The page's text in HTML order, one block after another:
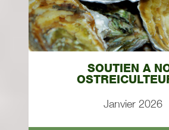
SOUTIEN A
Janvier 2026